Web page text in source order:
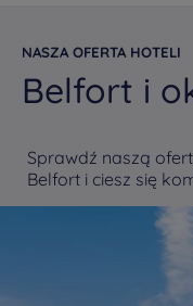
NASZA OFERTA HOTELI
Belfort i
Sprawdź naszą
Belfort i ciesz się